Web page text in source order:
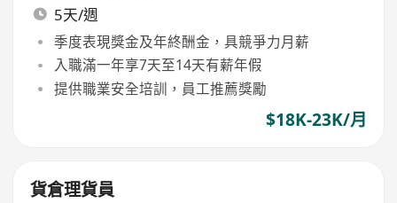
5天/週
季度表現獎金及年終酬金，具競爭力月薪
入職滿一年享7天至14天有薪年假
提供職業安全培訓，員工推薦獎勵
$18K-23K/月
貨倉理貨員